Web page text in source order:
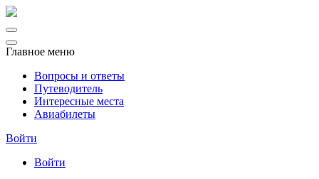
Главное меню
Вопросы и ответы
Путеводитель
Интересные места
Авиабилеты
Войти
Войти